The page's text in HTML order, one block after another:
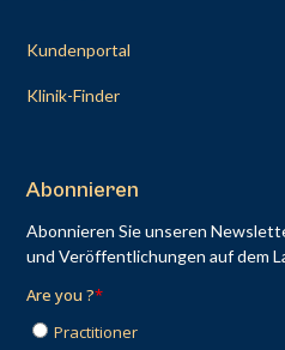
Kundenportal
Klinik-Finder
Abonnieren
Abonnieren Sie unseren
und Veröffentlichungen auf dem